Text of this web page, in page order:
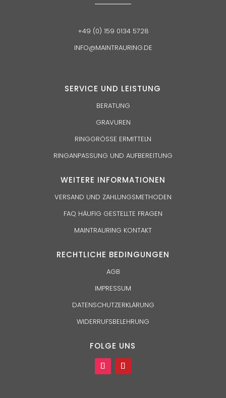
+49 (0) 159 0134 5728
INFO@MAINTRAURING.DE
SERVICE UND LEISTUNG
BERATUNG
GRAVUREN
RINGGRÖSSE ERMITTELN
RINGANPASSUNG UND AUFBEREITUNG
WEITERE INFORMATIONEN
VERSAND UND ZAHLUNGSMETHODEN
FAQ HÄUFIG GESTELLTE FRAGEN
MAINTRAURING KONTAKT
RECHTLICHE BEDINGUNGEN
AGB
IMPRESSUM
DATENSCHUTZERKLÄRUNG
WIDERRUFSBELEHRUNG
FOLGE UNS